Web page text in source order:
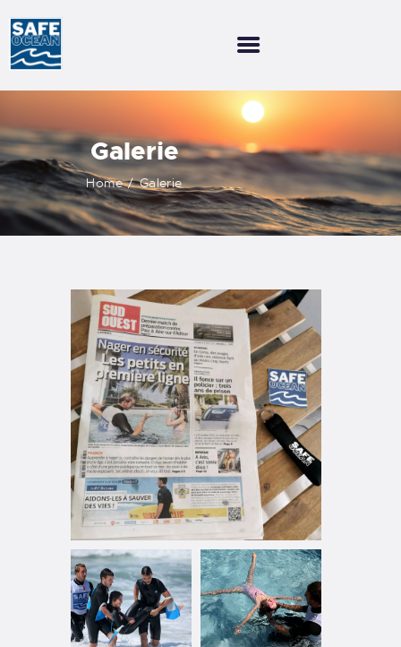
Galerie
Home Galerie
ECOLE DE L’OCÉAN
ECOLE DE NATATION
PLANNING
RÉSERVER
A PROPOS